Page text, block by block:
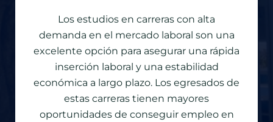
Los estudios en carreras con alta
demanda en el mercado laboral son una
excelente opción para asegurar una rápida
inserción laboral y una estabilidad
económica a largo plazo. Los egresados de
estas carreras tienen mayores
oportunidades de conseguir empleo en